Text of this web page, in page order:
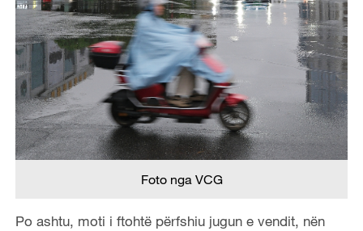
Foto nga VCG
Po ashtu, moti i ftohtë përfshiu jugun e vendit, nën